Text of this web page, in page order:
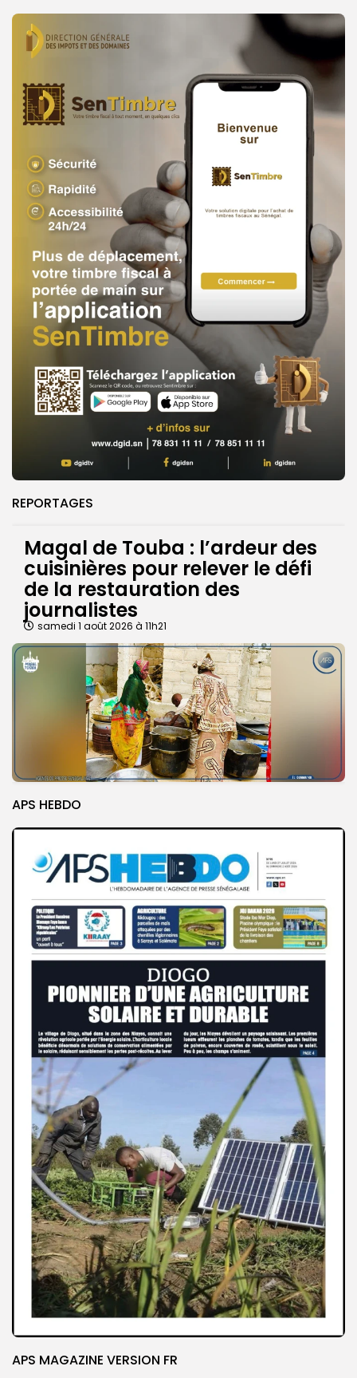
REPORTAGES
Magal de Touba : l’ardeur des
cuisinières pour relever le défi
de la restauration des
journalistes
samedi 1 août 2026 à 11h21
APS HEBDO
APS MAGAZINE VERSION FR